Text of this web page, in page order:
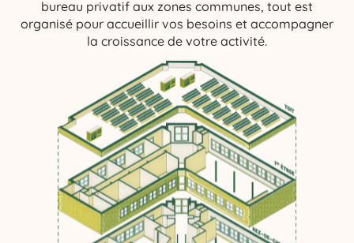
bureau privatif aux zones communes, tout est
organisé pour accueillir vos besoins et accompagner
la croissance de votre activité.